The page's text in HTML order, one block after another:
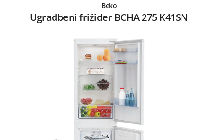
Beko
Ugradbeni frižider BCHA 275 K41SN